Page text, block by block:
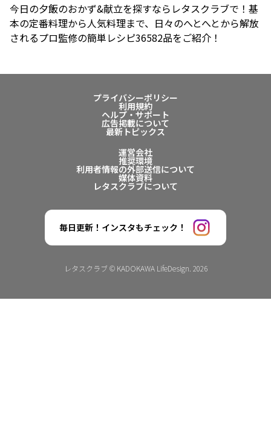
今日の夕飯のおかず&献立を探すならレタスクラブで！基
本の定番料理から人気料理まで、日々のへとへとから解放
されるプロ監修の簡単レシピ36582品をご紹介！
プライバシーポリシー
利用規約
ヘルプ・サポート
広告掲載について
最新トピックス
運営会社
推奨環境
利用者情報の外部送信について
媒体資料
レタスクラブについて
毎日更新！インスタもチェック！
レタスクラブ © KADOKAWA LifeDesign. 2026